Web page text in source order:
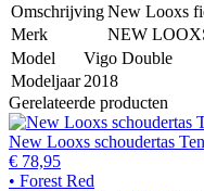
OmschrijvingNew Looxs
Merk
NEW
Model
Vigo Double
Modeljaar 2018
Gerelateerde producten
New Looxs schoudertas
€ 78,95
• Forest Red